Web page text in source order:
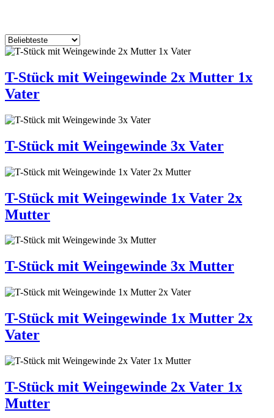
T-Stück mit Weingewinde 2x Mutter 1x
Vater
T-Stück mit Weingewinde 3x Vater
T-Stück mit Weingewinde 1x Vater 2x
Mutter
T-Stück mit Weingewinde 3x Mutter
T-Stück mit Weingewinde 1x Mutter 2x
Vater
T-Stück mit Weingewinde 2x Vater 1x
Mutter